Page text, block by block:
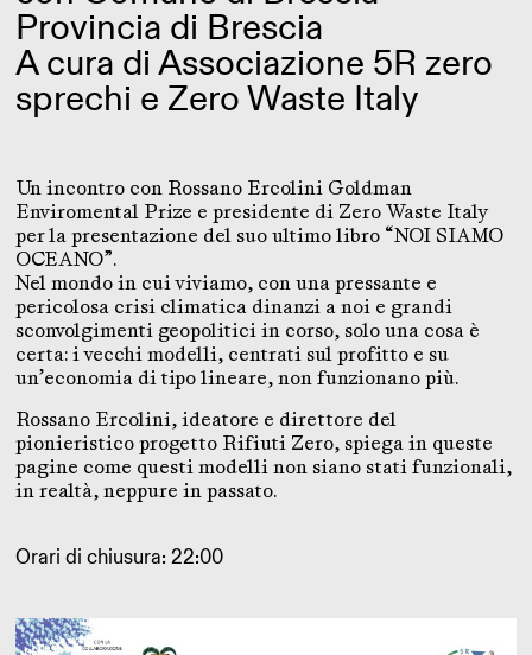
Provincia di Brescia
A cura di Associazione 5R zero
sprechi e Zero Waste Italy
Un incontro con Rossano Ercolini Goldman
Enviromental Prize e presidente di Zero Waste Italy
per la presentazione del suo ultimo libro “NOI SIAMO
OCEANO”.
Nel mondo in cui viviamo, con una pressante e
pericolosa crisi climatica dinanzi a noi e grandi
sconvolgimenti geopolitici in corso, solo una cosa è
certa: i vecchi modelli, centrati sul profitto e su
un’economia di tipo lineare, non funzionano più.
Rossano Ercolini, ideatore e direttore del
pionieristico progetto Rifiuti Zero, spiega in queste
pagine come questi modelli non siano stati funzionali,
in realtà, neppure in passato.
Orari di chiusura: 22:00